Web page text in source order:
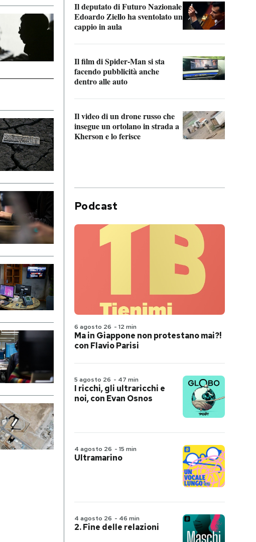
Il deputato di Futuro Nazionale
Edoardo Ziello ha sventolato un
cappio in aula
Il film di Spider-Man si sta
facendo pubblicità anche
dentro alle auto
Il video di un drone russo che
insegue un ortolano in strada a
Kherson e lo ferisce
Podcast
6 agosto 26 - 12 min
Ma in Giappone non protestano mai?!
con Flavio Parisi
5 agosto 26 - 47 min
I ricchi, gli ultraricchi e
noi, con Evan Osnos
4 agosto 26 - 15 min
Ultramarino
4 agosto 26 - 46 min
2. Fine delle relazioni